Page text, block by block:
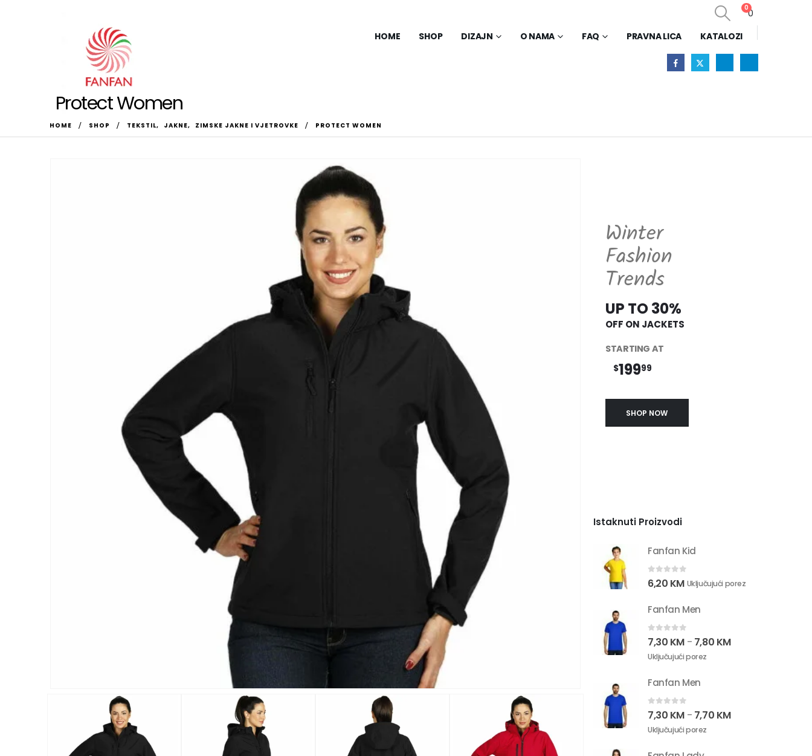
00
HOME
SHOP DIZAJN O NAMA FAQ PRAVNA LICA KATALOZI
Protect Women
HOME SHOP TEKSTIL, JAKNE, ZIMSKE JAKNE I VJETROVKE PROTECT WOMEN
Winter
Fashion
Trends
UP TO 30%
OFF ON JACKETS
STARTING AT
$19999
SHOP NOW
Istaknuti Proizvodi
Fanfan Kid
0out of 5
6,20 KM Uključujući porez
Fanfan Men
0out of 5
7,30 KM – 7,80 KM
Uključujući porez
Fanfan Men
0out of 5
7,30 KM – 7,70 KM
Uključujući porez